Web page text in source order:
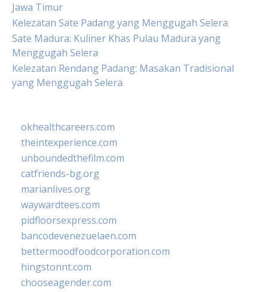
Jawa Timur
Kelezatan Sate Padang yang Menggugah Selera
Sate Madura: Kuliner Khas Pulau Madura yang
Menggugah Selera
Kelezatan Rendang Padang: Masakan Tradisional
yang Menggugah Selera
okhealthcareers.com
theintexperience.com
unboundedthefilm.com
catfriends-bg.org
marianlives.org
waywardtees.com
pidfloorsexpress.com
bancodevenezuelaen.com
bettermoodfoodcorporation.com
hingstonnt.com
chooseagender.com